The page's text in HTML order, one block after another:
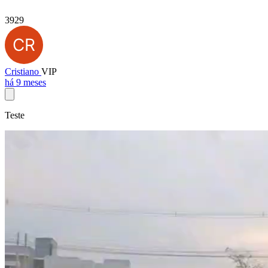
3929
Cristiano VIP
há 9 meses
Teste